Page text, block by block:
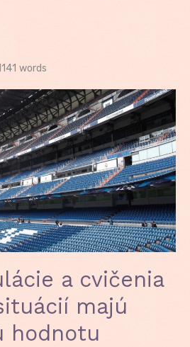
words
a cvičenia
majú
hodnotu